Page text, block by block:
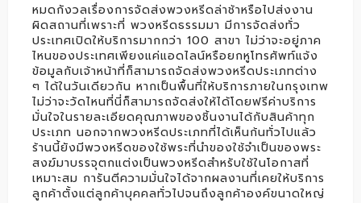
หมดกังวลเรื่องการจัดส่งพวงหรีดล่าช้าหรือไปส่งงาน
ผิดสถานที่เพราะที่ พวงหรีดธรรมมา มีการจัดส่งทั่ว
ประเทศเปิดให้บริการมากกว่า 100 สาขา ไม่ว่าจะอยู่ภาค
ไหนของประเทศเพียงแค่แอดไลน์หรือยกหูโทรศัพท์แจ้ง
ข้อมูลกับเจ้าหน้าที่ก็สามารถจัดส่งพวงหรีดประเภทต่าง
ๆ ได้ในวันเดียวกัน หากเป็นพื้นที่ให้บริการภายในกรุงเทพ
ไม่ว่าจะวัดไหนที่นี่ก็สามารถจัดส่งให้ได้โดยฟรีค่าบริการ
มั่นใจในรายละเอียดคุณภาพของชิ้นงานได้กับสินค้าทุก
ประเภท นอกจากพวงหรีดประเภทที่ได้เห็นก้นทั่วไปแล้ว
ร้านนี้ยังมีพวงหรีดของใช้พระที่นำของใช้จำเป็นของพระ
สงฆ์มาบรรจุตกแต่งเป็นพวงหรีดสำหรับใช้ในโอกาสที่
เหมาะสม การันตีความมั่นใจได้จากผลงานที่เคยให้บริการ
ลูกค้าตั้งแต่ลูกค้าบุคคลทั่วไปจนถึงลูกค้าองค์ขนาดใหญ่